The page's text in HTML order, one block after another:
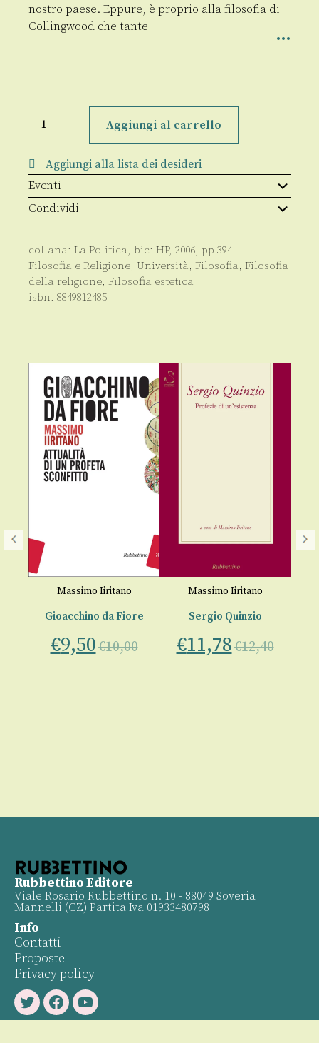
nostro paese. Eppure, è proprio alla filosofia di
Collingwood che tante
Thinking
Aggiungi al carrello
Aggiungi alla lista dei desideri
Eventi
Condividi
collana: La Politica, bic: HP, 2006, pp 394
Filosofia e Religione, Università, Filosofia, Filosofia
della religione, Filosofia estetica
isbn: 8849812485
Massimo Iiritano
Gioacchino da Fiore
€9,50€10,00
Massimo Iiritano
Sergio Quinzio
€11,78€12,40
Rubbettino Editore
Viale Rosario Rubbettino n. 10 - 88049 Soveria
Mannelli (CZ) Partita Iva 01933480798
Info
Contatti
Proposte
Privacy policy
TwitterFacebookYoutube